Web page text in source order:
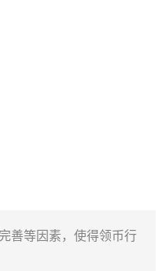
善等因素，使得领币行